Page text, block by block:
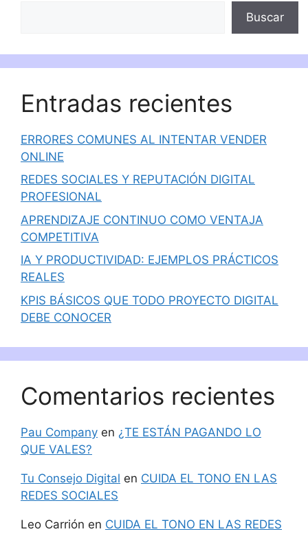
Buscar
Entradas recientes
ERRORES COMUNES AL INTENTAR VENDER
ONLINE
REDES SOCIALES Y REPUTACIÓN DIGITAL
PROFESIONAL
APRENDIZAJE CONTINUO COMO VENTAJA
COMPETITIVA
IA Y PRODUCTIVIDAD: EJEMPLOS PRÁCTICOS
REALES
KPIS BÁSICOS QUE TODO PROYECTO DIGITAL
DEBE CONOCER
Comentarios recientes
Pau Company en ¿TE ESTÁN PAGANDO LO
QUE VALES?
Tu Consejo Digital en CUIDA EL TONO EN LAS
REDES SOCIALES
Leo Carrión en CUIDA EL TONO EN LAS REDES